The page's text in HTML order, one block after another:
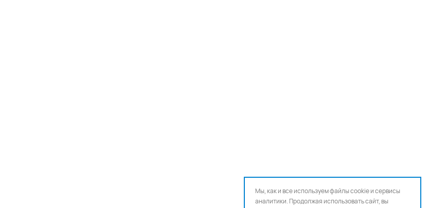
Мы, как и все используем файлы cookie и сервисы
аналитики. Продолжая использовать сайт, вы